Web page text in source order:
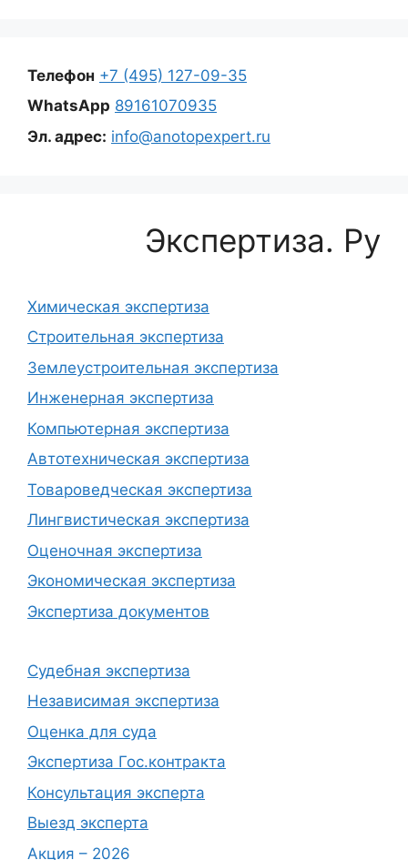
Телефон +7 (495) 127-09-35
WhatsApp 89161070935
Эл. адрес: info@anotopexpert.ru
Экспертиза. Ру
Химическая экспертиза
Строительная экспертиза
Землеустроительная экспертиза
Инженерная экспертиза
Компьютерная экспертиза
Автотехническая экспертиза
Товароведческая экспертиза
Лингвистическая экспертиза
Оценочная экспертиза
Экономическая экспертиза
Экспертиза документов
Судебная экспертиза
Независимая экспертиза
Оценка для суда
Экспертиза Гос.контракта
Консультация эксперта
Выезд эксперта
Акция – 2026